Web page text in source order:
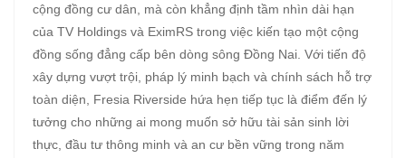
cộng đồng cư dân, mà còn khẳng định tầm nhìn dài hạn
của TV Holdings và EximRS trong việc kiến tạo một cộng
đồng sống đẳng cấp bên dòng sông Đồng Nai. Với tiến độ
xây dựng vượt trội, pháp lý minh bạch và chính sách hỗ trợ
toàn diện, Fresia Riverside hứa hẹn tiếp tục là điểm đến lý
tưởng cho những ai mong muốn sở hữu tài sản sinh lời
thực, đầu tư thông minh và an cư bền vững trong năm